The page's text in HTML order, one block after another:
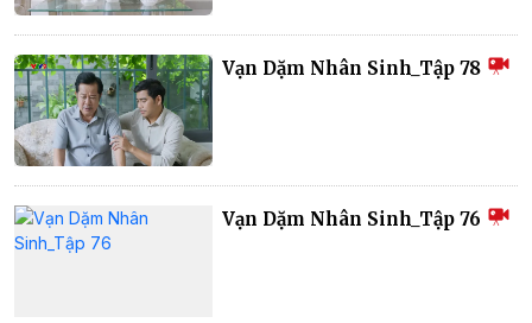
Vạn Dặm Nhân Sinh_Tập 78
Vạn Dặm Nhân Sinh_Tập 76